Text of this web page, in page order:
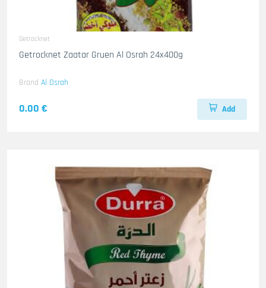
Getrocknet
Getrocknet Zaatar Gruen Al Osrah 24x400g
Brand Al Osrah
0.00 € Add